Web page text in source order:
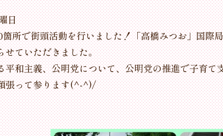
日
所で街頭活動を行いました！「高橋みつお」国際
せていただきました。
平和主義、公明党について、公明党の推進で子育
張って参ります(^-^)/